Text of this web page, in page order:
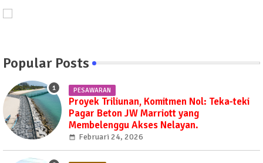
Popular Posts
PESAWARAN
Proyek Triliunan, Komitmen Nol: Teka-teki
Pagar Beton JW Marriott yang
Membelenggu Akses Nelayan.
Februari 24, 2026